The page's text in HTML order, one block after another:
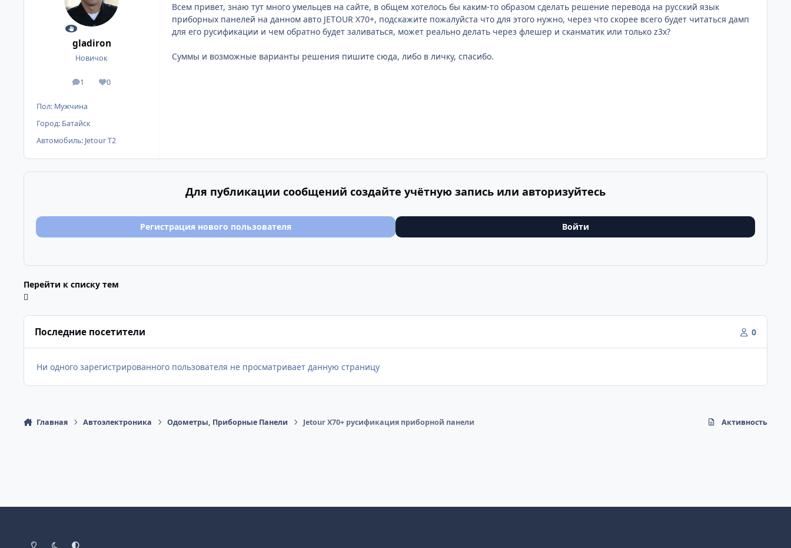
gladiron
Новичок
1
сообщения
0
Репутация
Пол: Мужчина
Город: Батайск
Автомобиль: Jetour T2
Всем привет, знаю тут много умельцев на сайте, в общем хотелось бы каким-то образом сделать решение перевода на русский язык
приборных панелей на данном авто JETOUR X70+, подскажите пожалуйста что для этого нужно, через что скорее всего будет читаться дамп
для его русификации и чем обратно будет заливаться, может реально делать через флешер и сканматик или только z3x?
Суммы и возможные варианты решения пишите сюда, либо в личку, спасибо.
Для публикации сообщений создайте учётную запись или авторизуйтесь
Регистрация нового пользователя Войти
Перейти к списку тем
Последние посетители 0
Ни одного зарегистрированного пользователя не просматривает данную страницу
Главная Автоэлектроника Одометры, Приборные Панели Jetour X70+ русификация приборной панели Активность
Светлый Режим
Темный Режим
Настройка Системы